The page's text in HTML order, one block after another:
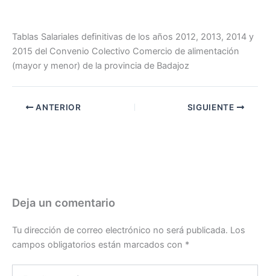
Tablas Salariales definitivas de los años 2012, 2013, 2014 y
2015 del Convenio Colectivo Comercio de alimentación
(mayor y menor) de la provincia de Badajoz
ANTERIOR SIGUIENTE
Deja un comentario
Tu dirección de correo electrónico no será publicada. Los
campos obligatorios están marcados con *